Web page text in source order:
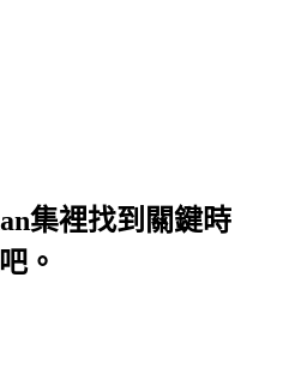
集裡找到關鍵時
。